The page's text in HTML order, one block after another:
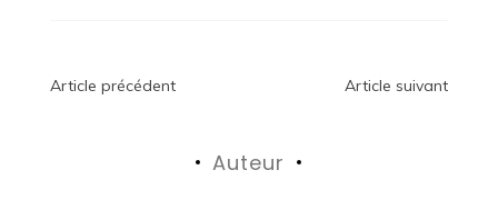
Navigation
Article précédent Article suivant
Auteur